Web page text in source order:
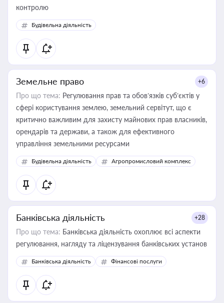
контролю
Будівельна діяльність
Земельне право +6
Про що тема: Регулювання прав та обов’язків суб’єктів у
сфері користування землею, земельний сервітут, що є
критично важливим для захисту майнових прав власників,
орендарів та держави, а також для ефективного
управління земельними ресурсами
Будівельна діяльність Агропромисловий комплекс
Банківська діяльність +28
Про що тема: Банківська діяльність охоплює всі аспекти
регулювання, нагляду та ліцензування банківських установ
Банківська діяльність Фінансові послуги